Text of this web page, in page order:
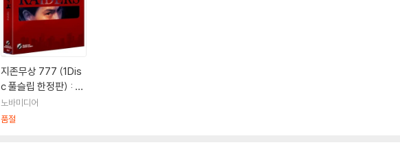
지존무상 777 (1Dis
c 풀슬립 한정판) : 블
루레이
노바미디어
품절